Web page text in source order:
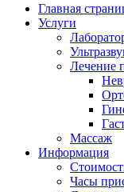
Главная
Услуги
Лечение
Массаж
Информация
Часы